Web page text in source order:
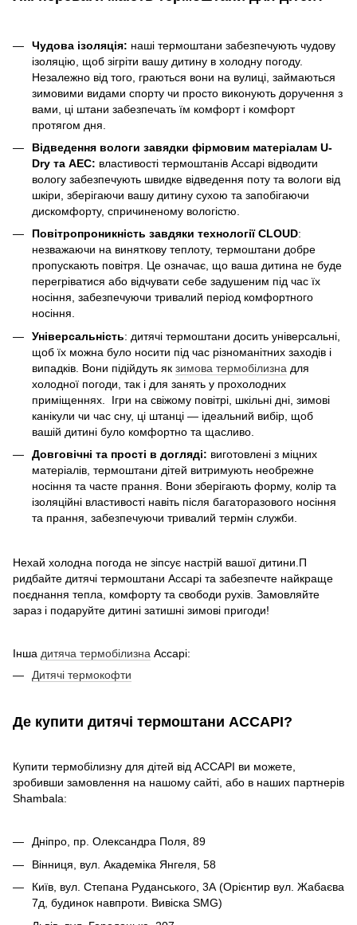
Чудова ізоляція: наші термоштани забезпечують чудову
ізоляцію, щоб зігріти вашу дитину в холодну погоду.
Незалежно від того, граються вони на вулиці, займаються
зимовими видами спорту чи просто виконують доручення з
вами, ці штани забезпечать їм комфорт і комфорт
протягом дня.
Відведення вологи завядки фірмовим матеріалам U-
Dry та AEC: властивості термоштанів Accapi відводити
вологу забезпечують швидке відведення поту та вологи від
шкіри, зберігаючи вашу дитину сухою та запобігаючи
дискомфорту, спричиненому вологістю.
Повітропроникність завдяки технології CLOUD:
незважаючи на виняткову теплоту, термоштани добре
пропускають повітря. Це означає, що ваша дитина не буде
перегріватися або відчувати себе задушеним під час їх
носіння, забезпечуючи тривалий період комфортного
носіння.
Універсальність: дитячі термоштани досить універсальні,
щоб їх можна було носити під час різноманітних заходів і
випадків. Вони підійдуть як зимова термобілизна для
холодної погоди, так і для занять у прохолодних
приміщеннях. Ігри на свіжому повітрі, шкільні дні, зимові
канікули чи час сну, ці штанці — ідеальний вибір, щоб
вашій дитині було комфортно та щасливо.
Довговічні та прості в догляді: виготовлені з міцних
матеріалів, термоштани дітей витримують необрежне
носіння та часте прання. Вони зберігають форму, колір та
ізоляційні властивості навіть після багаторазового носіння
та прання, забезпечуючи тривалий термін служби.
Нехай холодна погода не зіпсує настрій вашої дитини.П
ридбайте дитячі термоштани Accapi та забезпечте найкраще
поєднання тепла, комфорту та свободи рухів. Замовляйте
зараз і подаруйте дитині затишні зимові пригоди!
Інша дитяча термобілизна Accapi:
Дитячі термокофти
Де купити дитячі термоштани ACCAPI?
Купити термобілизну для дітей від ACCAPI ви можете,
зробивши замовлення на нашому сайті, або в наших партнерів
Shambala:
Дніпро, пр. Олександра Поля, 89
Вінниця, вул. Академіка Янгеля, 58
Київ, вул. Степана Руданського, 3А (Орієнтир вул. Жабаєва
7д, будинок навпроти. Вивіска SMG)